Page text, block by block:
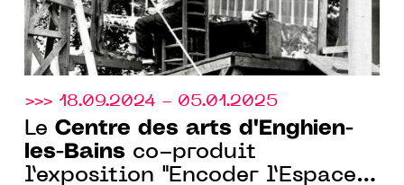
>>> 18.09.2024 - 05.01.2025
Le Centre des arts d'Enghien-
les-Bains co-produit
l’exposition "Encoder l’Espace"